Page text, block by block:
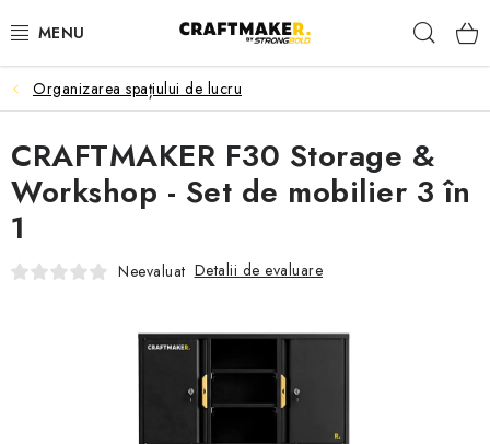
MESE DE ȘANTIER
CAPRE DE LUCRU
SUPORTURI CU ROLE
ORGANIZAREA SPAȚIULUI DE LUCRU
Returnarea produselor
Organizarea spațiului de lucru
CRAFTMAKER F30 Storage &
Workshop - Set de mobilier 3 în
1
Neevaluat Detalii de evaluare